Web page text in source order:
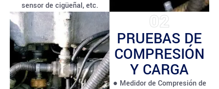
sensor de cigüeñal, etc.
02
PRUEBAS DE
COMPRESIÓN
Y CARGA
● Medidor de Compresión de